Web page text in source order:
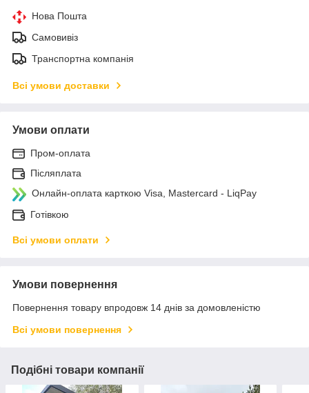
Нова Пошта
Самовивіз
Транспортна компанія
Всі умови доставки
Умови оплати
Пром-оплата
Післяплата
Онлайн-оплата карткою Visa, Mastercard - LiqPay
Готівкою
Всі умови оплати
Умови повернення
Повернення товару впродовж 14 днів за домовленістю
Всі умови повернення
Подібні товари компанії